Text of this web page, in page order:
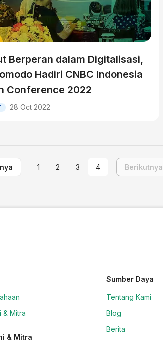
Berperan dalam Digitalisasi,
Hadiri CNBC Indonesia
Conference 2022
28 Oct 2022
1 2 3 4 Berikutnya
& Mitra
& Mitra
Sumber Daya
Tentang Kami
Blog
Berita